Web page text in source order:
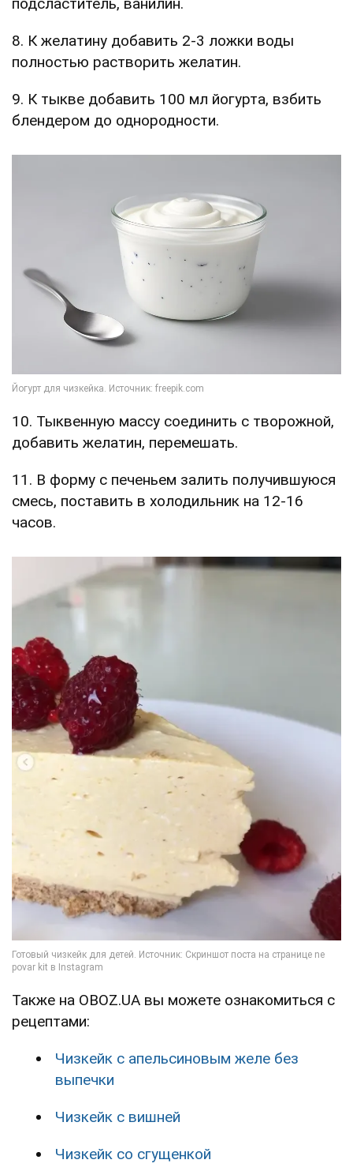
8. К желатину добавить 2-3 ложки воды
полностью растворить желатин.
9. К тыкве добавить 100 мл йогурта, взбить
блендером до однородности.
10. Тыквенную массу соединить с творожной,
добавить желатин, перемешать.
11. В форму с печеньем залить получившуюся
смесь, поставить в холодильник на 12-16
часов.
Также на OBOZ.UA вы можете ознакомиться с
рецептами:
Чизкейк с апельсиновым желе без
выпечки
Чизкейк с вишней
Чизкейк со сгущенкой